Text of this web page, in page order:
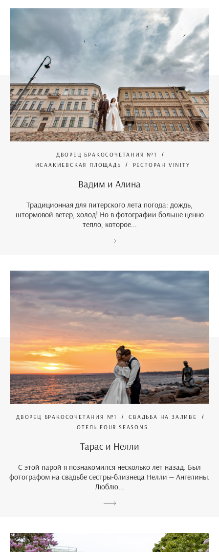
ДВОРЕЦ БРАКОСОЧЕТАНИЯ №1
ИСААКИЕВСКАЯ ПЛОЩАДЬ
РЕСТОРАН VINITY
Вадим и Алина
Традиционная для питерского лета погода: дождь,
штормовой ветер, холод! Но в фотографии больше ценно
тепло, которое...
ДВОРЕЦ БРАКОСОЧЕТАНИЯ №1
СВАДЬБА НА ЗАЛИВЕ
ОТЕЛЬ FOUR SEASONS
Тарас и Нелли
С этой парой я познакомился несколько лет назад. Был
фотографом на свадьбе сестры-близнеца Нелли — Ангелины.
Люблю...